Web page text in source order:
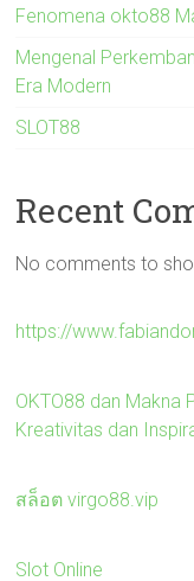
Fenomena okto88
Mengenal
Era Modern
SLOT88
Recent
No comments to
https://
OKTO88 dan Makna
Kreativitas dan
สล็อต virgo88.vip
Slot Online